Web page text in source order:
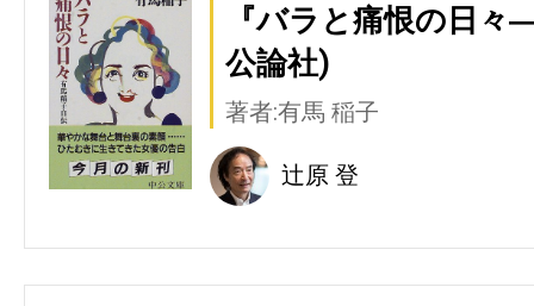
『バラと痛恨の日
公論社)
著者:有馬 稲子
辻原 登